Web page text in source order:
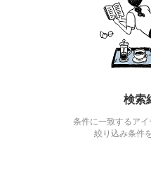
検索
条件に一致するア
絞り込み条件